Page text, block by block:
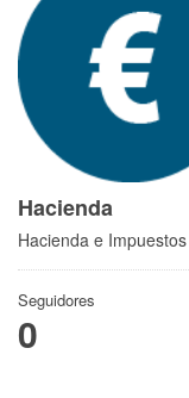
Hacienda
Hacienda e Impuestos
Seguidores
0